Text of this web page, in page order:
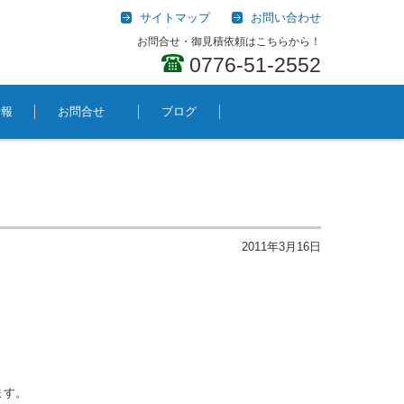
サイトマップ お問い合わせ
お問合せ・御見積依頼はこちらから！
0776-51-2552
お問合せ ブログ
2011年3月16日
。